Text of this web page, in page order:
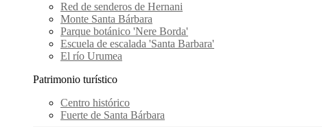
Red de senderos de Hernani
Monte Santa Bárbara
Parque botánico 'Nere Borda'
Escuela de escalada 'Santa Barbara'
El río Urumea
Patrimonio turístico
Centro histórico
Fuerte de Santa Bárbara